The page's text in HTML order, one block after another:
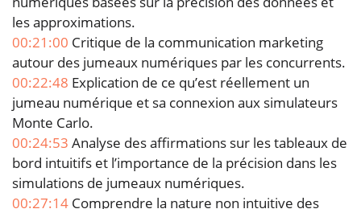
les approximations.
00:21:00 Critique de la communication marketing
autour des jumeaux numériques par les concurrents.
00:22:48 Explication de ce qu’est réellement un
jumeau numérique et sa connexion aux simulateurs
Monte Carlo.
00:24:53 Analyse des affirmations sur les tableaux de
bord intuitifs et l’importance de la précision dans les
simulations de jumeaux numériques.
00:27:14 Comprendre la nature non intuitive des